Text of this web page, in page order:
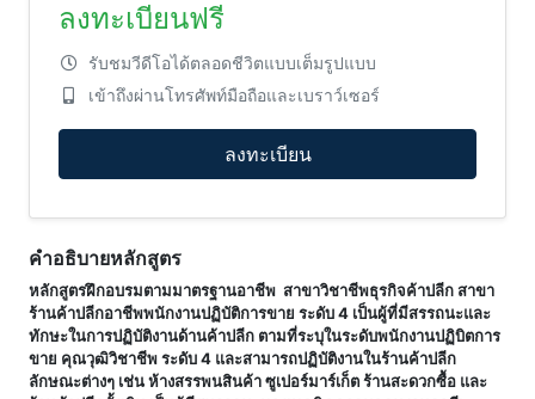
ลงทะเบียนฟรี
รับชมวีดีโอได้ตลอดชีวิตแบบเต็มรูปแบบ
เข้าถึงผ่านโทรศัพท์มือถือและเบราว์เซอร์
ลงทะเบียน
คำอธิบายหลักสูตร
หลักสูตรฝึกอบรมตามมาตรฐานอาชีพ สาขาวิชาชีพธุรกิจค้าปลีก สาขา
ร้านค้าปลีกอาชีพพนักงานปฏิบัติการขาย ระดับ 4 เป็นผู้ที่มีสรรถนะและ
ทักษะในการปฏิบัติงานด้านค้าปลีก ตามที่ระบุในระดับพนักงานปฏิบิตการ
ขาย คุณวุฒิวิชาชีพ ระดับ 4 และสามารถปฏิบัติงานในร้านค้าปลีก
ลักษณะต่างๆ เช่น ห้างสรรพนสินค้า ซูเปอร์มาร์เก็ต ร้านสะดวกซื้อ และ